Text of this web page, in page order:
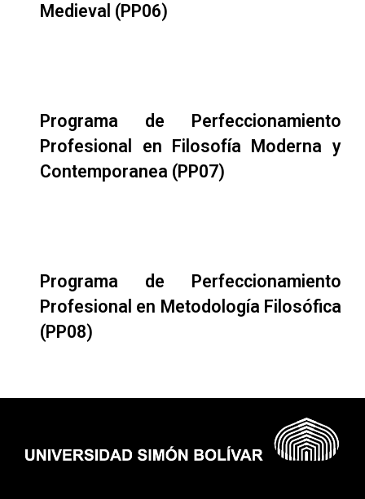
Medieval (PP06)
Programa de Perfeccionamiento
Profesional en Filosofía Moderna y
Contemporanea (PP07)
Programa de Perfeccionamiento
Profesional en Metodología Filosófica
(PP08)